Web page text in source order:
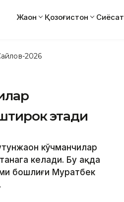
Жаҳон Қозоғистон Сиёсат
2026
этади
кўчманчилар
келади. Бу ҳақда
бошлиғи Муратбек